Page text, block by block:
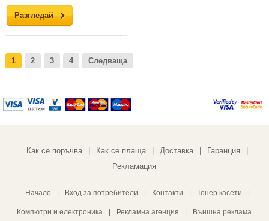
Разгледай
1 2 3 4 Следваща
Как се поръчва Как се плаща Доставка Гаранция
Рекламация
Начало | Вход за потребители | Контакти | Тонер касети |
Компютри и електроника | Рекламна агенция | Външна реклама